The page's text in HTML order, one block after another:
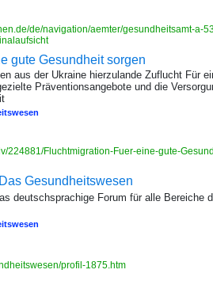
de/navigation/aemter/gesundheitsamt-a-
gute Gesundheit sorgen
aus der Ukraine hierzulande Zuflucht Für
Präventionsangebote und die
224881/Fluchtmigration-Fuer-eine-gute-
Gesundheitswesen
deutschsprachige Forum für alle Bereiche
profil-1875.htm